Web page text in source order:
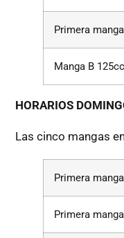
Primera
Manga B
HORARIOS
Las cinco mangas
Primera
Primera